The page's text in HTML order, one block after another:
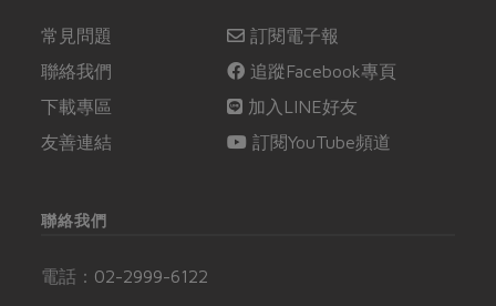
常見問題
聯絡我們
下載專區
友善連結
訂閱電子報
追蹤Facebook專頁
加入LINE好友
訂閱YouTube頻道
聯絡我們
電話： 02-2999-6122